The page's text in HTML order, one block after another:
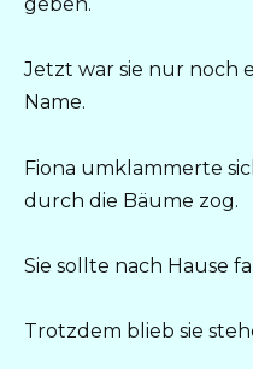
Jetzt war sie nur noch
Name.
Fiona umklammerte
durch die Bäume zog.
Sie sollte nach Hause
Trotzdem blieb sie